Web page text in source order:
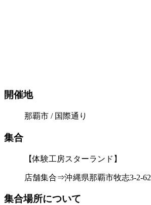
開催地
那覇市 / 国際通り
集合
【体験工房スターランド】
店舗集合⇒沖縄県那覇市牧志3-2-62
集合場所について